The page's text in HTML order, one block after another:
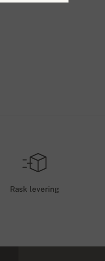
Rask levering